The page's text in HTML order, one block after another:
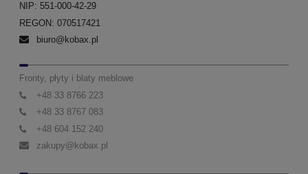
NIP: 551-000-42-29
REGON: 070517421
biuro@kobax.pl
Fronty, płyty i blaty meblowe
+48 33 8766 223
+48 33 8767 083
+48 604 152 240
zakupy@kobax.pl